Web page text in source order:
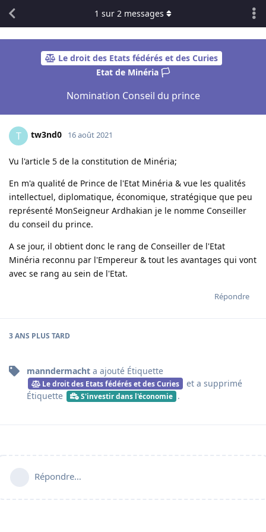
Le droit des Etats fédérés et des Curies
Etat de Minéria 🏳️
Nomination Conseil du prince
1 sur 2 messages
T tw3nd0 16 août 2021
Vu l'article 5 de la constitution de Minéria;
En m'a qualité de Prince de l'Etat Minéria & vue les qualités
intellectuel, diplomatique, économique, stratégique que peu
représenté MonSeigneur Ardhakian je le nomme Conseiller
du conseil du prince.
A se jour, il obtient donc le rang de Conseiller de l'Etat
Minéria reconnu par l'Empereur & tout les avantages qui vont
avec se rang au sein de l'Etat.
Répondre
3 ANS PLUS TARD
manndermacht a ajouté Étiquette
Le droit des Etats fédérés et des Curies
et a supprimé
Étiquette
S'investir dans l'économie .
Répondre…